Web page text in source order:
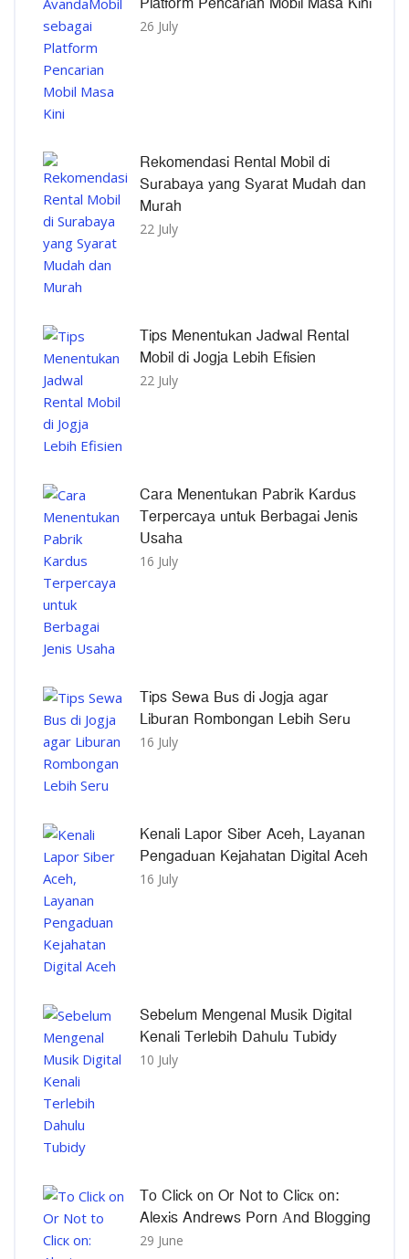
26 July
Rekomendasi Rental Mobil di
Surabaya yang Syarat Mudah dan
Murah
22 July
Tips Menentukan Jadwal Rental
Mobil di Jogja Lebih Efisien
22 July
Cara Menentukan Pabrik Kardus
Terpercaya untuk Berbagai Jenis
Usaha
16 July
Tips Sewa Bus di Jogja agar
Liburan Rombongan Lebih Seru
16 July
Kenali Lapor Siber Aceh, Layanan
Pengaduan Kejahatan Digital Aceh
16 July
Sebelum Mengenal Musik Digital
Kenali Terlebih Dahulu Tubidy
10 July
To Click on Or Not to Clicк on:
Alexis Andrews Porn Αnd Blogging
29 June